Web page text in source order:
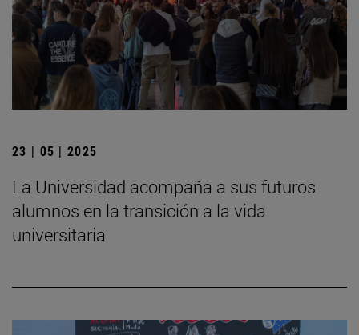
23 | 05 | 2025
La Universidad acompaña a sus futuros
alumnos en la transición a la vida
universitaria